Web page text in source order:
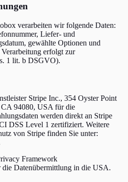
verarbeiten wir folgende Daten:
Liefer- und
gewählte Optionen und
erfolgt zur
1 lit. b DSGVO).
Stripe Inc., 354 Oyster Point
94080, USA für die
werden direkt an Stripe
DSS Level 1 zertifiziert. Weitere
von Stripe finden Sie unter:
Framework
die Datenübermittlung in die USA.